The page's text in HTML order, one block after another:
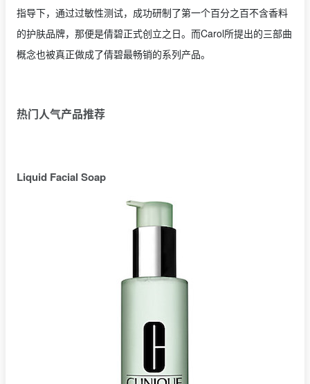
指导下，通过过敏性测试，成功研制了第一个百分之百不含香料
的护肤品牌，那便是倩碧正式创立之日。而Carol所提出的三部曲
概念也被真正做成了倩碧最畅销的系列产品。
热门人气产品推荐
Liquid Facial Soap